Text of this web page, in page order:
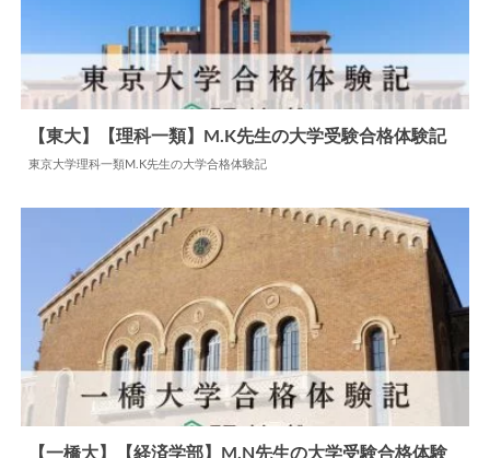
【東大】【理科一類】M.K先生の大学受験合格体験記
東京大学理科一類M.K先生の大学合格体験記
【一橋大】【経済学部】M.N先生の大学受験合格体験